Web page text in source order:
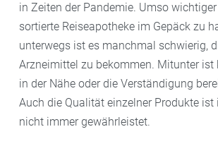
in Zeiten der Pandemie. Umso
sortierte Reiseapotheke im Gepäck zu
unterwegs ist es manchmal schwierig,
Arzneimittel zu bekommen. Mitunter ist
in der Nähe oder die Verständigung
Auch die Qualität einzelner Produkte ist
nicht immer gewährleistet.